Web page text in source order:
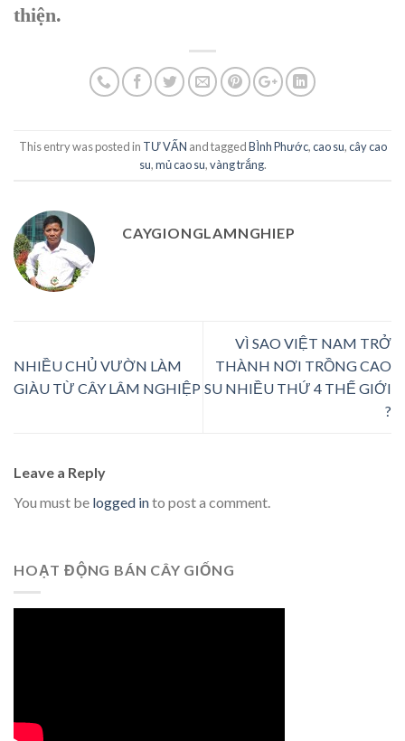
thiện.
This entry was posted in TƯ VẤN and taggedBÌnh Phước,cao su,cây cao
su,mủ cao su,vàng trắng.
CAYGIONGLAMNGHIEP
NHIỀU CHỦ VƯỜN LÀM
GIÀU TỪ CÂY LÂM NGHIỆP
VÌ SAO VIỆT NAM TRỞ
THÀNH NƠI TRỒNG CAO
SU NHIỀU THỨ 4 THẾ GIỚI
?
Leave a Reply
You must be logged into post a comment.
HOẠT ĐỘNG BÁN CÂY GIỐNG